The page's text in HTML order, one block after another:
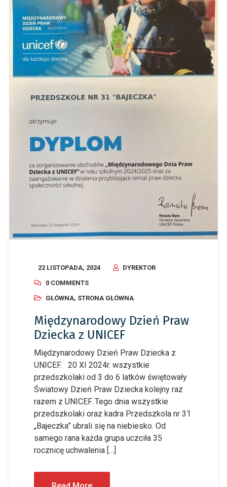
22 LISTOPADA, 2024
DYREKTOR
0 COMMENTS
GŁÓWNA, STRONA GŁÓWNA
Międzynarodowy Dzień Praw
Dziecka z UNICEF
Międzynarodowy Dzień Praw Dziecka z
UNICEF. 20 XI 2024r. wszystkie
przedszkolaki od 3 do 6 latków świętowały
Światowy Dzień Praw Dziecka kolejny raz
razem z UNICEF. Tego dnia wszystkie
przedszkolaki oraz kadra Przedszkola nr 31
„Bajeczka” ubrali się na niebiesko. Od
samego rana każda grupa uczciła 35
rocznicę uchwalenia […]